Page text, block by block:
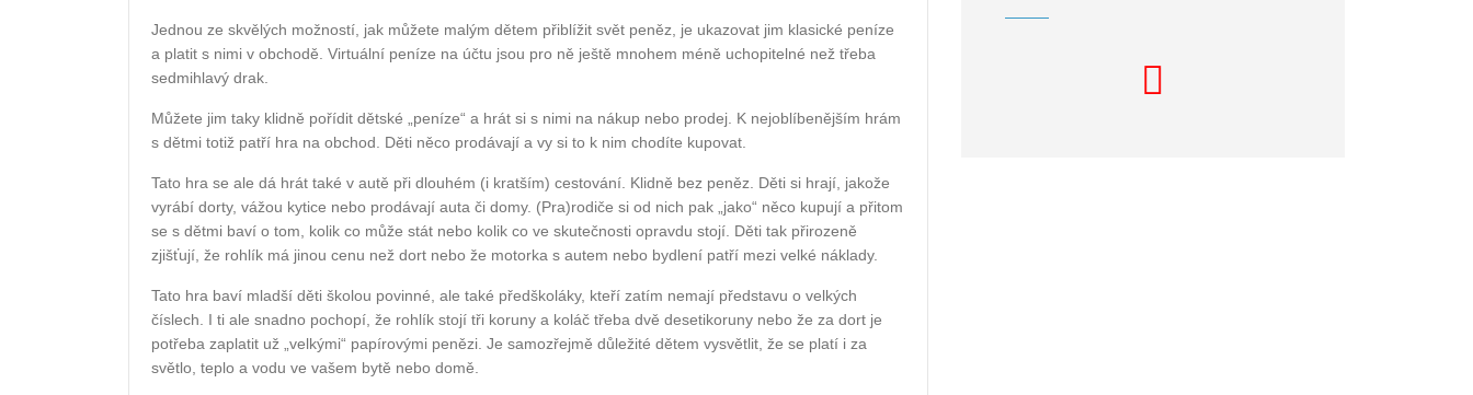
Jednou ze skvělých možností, jak můžete malým dětem přiblížit svět peněz, je ukazovat jim klasické peníze
a platit s nimi v obchodě. Virtuální peníze na účtu jsou pro ně ještě mnohem méně uchopitelné než třeba
sedmihlavý drak.
Můžete jim taky klidně pořídit dětské „peníze“ a hrát si s nimi na nákup nebo prodej. K nejoblíbenějším hrám
s dětmi totiž patří hra na obchod. Děti něco prodávají a vy si to k nim chodíte kupovat.
Tato hra se ale dá hrát také v autě při dlouhém (i kratším) cestování. Klidně bez peněz. Děti si hrají, jakože
vyrábí dorty, vážou kytice nebo prodávají auta či domy. (Pra)rodiče si od nich pak „jako“ něco kupují a přitom
se s dětmi baví o tom, kolik co může stát nebo kolik co ve skutečnosti opravdu stojí. Děti tak přirozeně
zjišťují, že rohlík má jinou cenu než dort nebo že motorka s autem nebo bydlení patří mezi velké náklady.
Tato hra baví mladší děti školou povinné, ale také předškoláky, kteří zatím nemají představu o velkých
číslech. I ti ale snadno pochopí, že rohlík stojí tři koruny a koláč třeba dvě desetikoruny nebo že za dort je
potřeba zaplatit už „velkými“ papírovými penězi. Je samozřejmě důležité dětem vysvětlit, že se platí i za
světlo, teplo a vodu ve vašem bytě nebo domě.